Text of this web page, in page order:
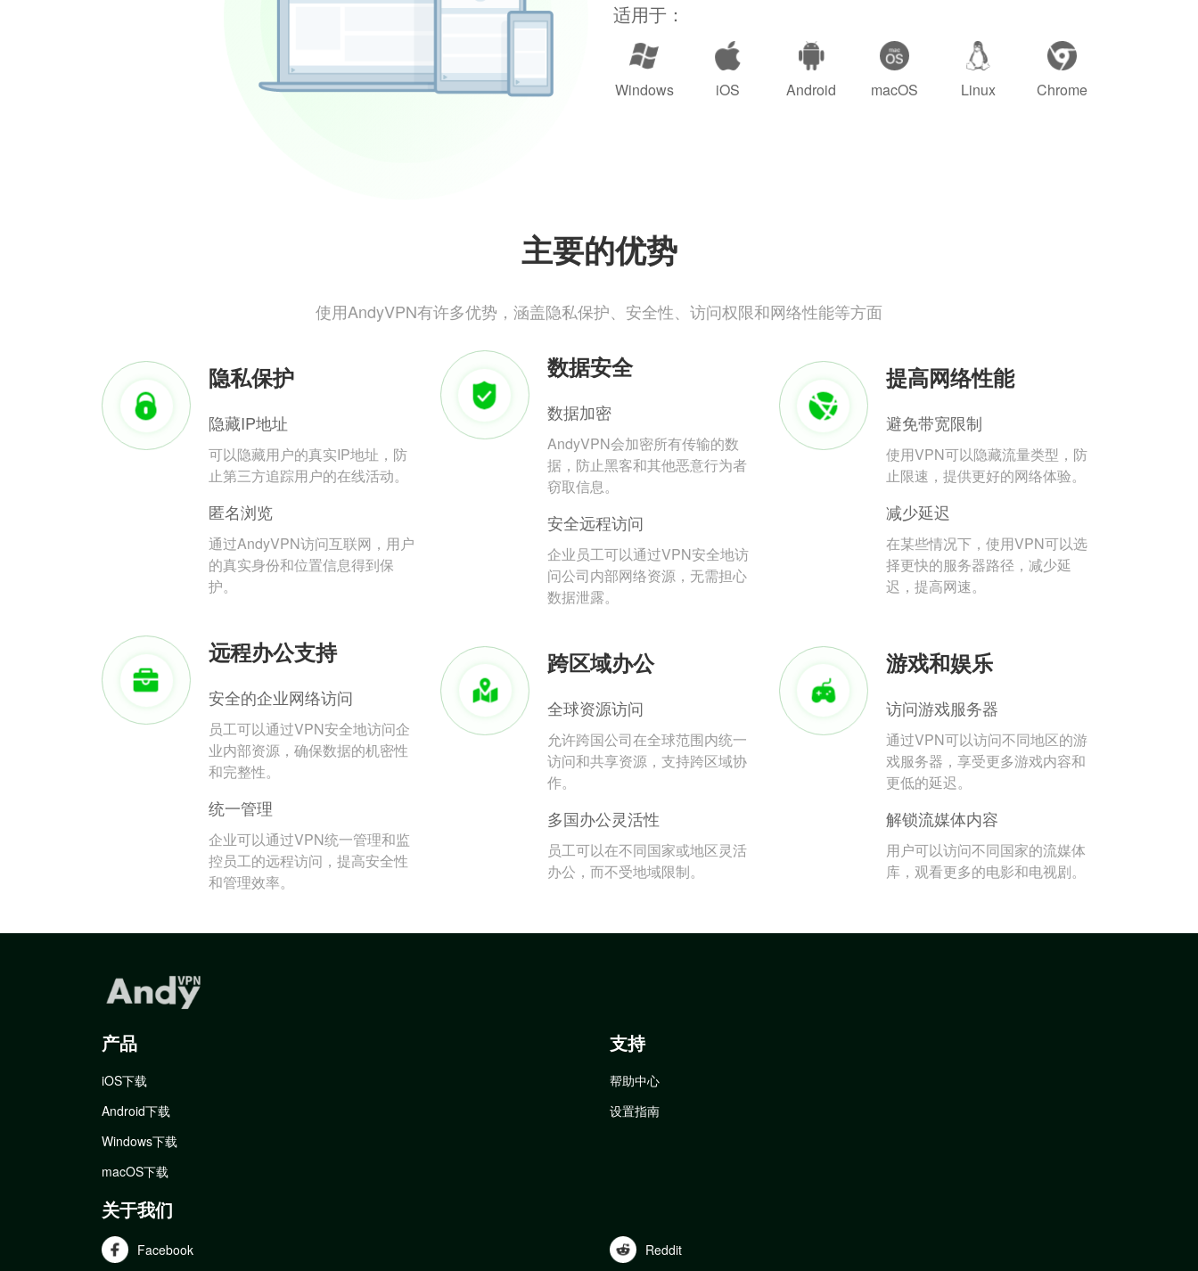
适用于：
Windows iOS Android macOS Linux Chrome
主要的优势
使用AndyVPN有许多优势，涵盖隐私保护、安全性、访问权限和网络性能等方面
隐私保护
隐藏IP地址
可以隐藏用户的真实IP地址，防
止第三方追踪用户的在线活动。
匿名浏览
通过AndyVPN访问互联网，用户
的真实身份和位置信息得到保
护。
数据安全
数据加密
AndyVPN会加密所有传输的数
据，防止黑客和其他恶意行为者
窃取信息。
安全远程访问
企业员工可以通过VPN安全地访
问公司内部网络资源，无需担心
数据泄露。
提高网络性能
避免带宽限制
使用VPN可以隐藏流量类型，防
止限速，提供更好的网络体验。
减少延迟
在某些情况下，使用VPN可以选
择更快的服务器路径，减少延
迟，提高网速。
远程办公支持
安全的企业网络访问
员工可以通过VPN安全地访问企
业内部资源，确保数据的机密性
和完整性。
统一管理
企业可以通过VPN统一管理和监
控员工的远程访问，提高安全性
和管理效率。
跨区域办公
全球资源访问
允许跨国公司在全球范围内统一
访问和共享资源，支持跨区域协
作。
多国办公灵活性
员工可以在不同国家或地区灵活
办公，而不受地域限制。
游戏和娱乐
访问游戏服务器
通过VPN可以访问不同地区的游
戏服务器，享受更多游戏内容和
更低的延迟。
解锁流媒体内容
用户可以访问不同国家的流媒体
库，观看更多的电影和电视剧。
产品
iOS下载
Android下载
Windows下载
macOS下载
支持
帮助中心
设置指南
关于我们
Facebook Reddit